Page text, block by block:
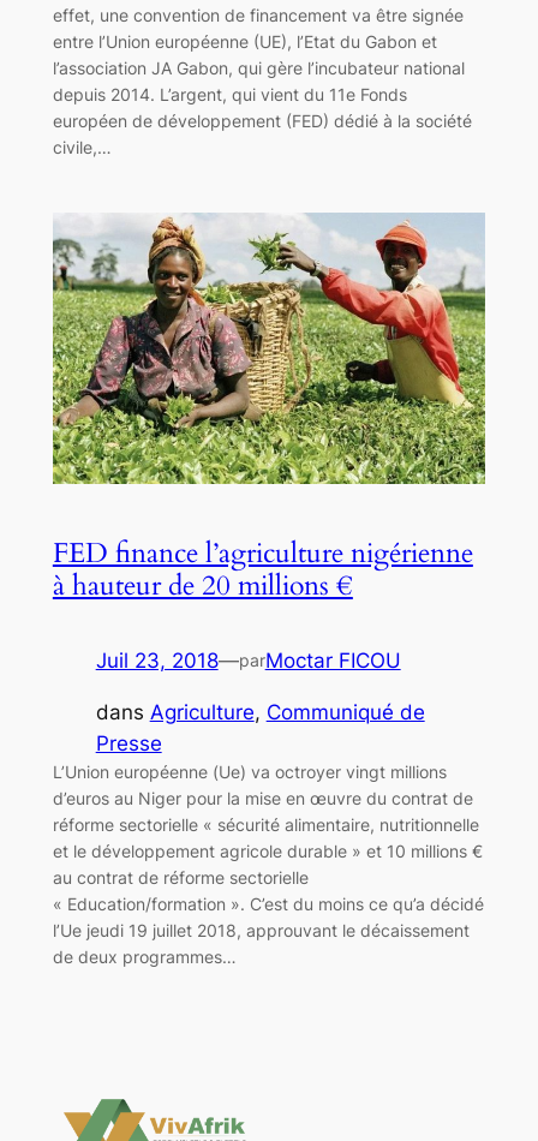
effet, une convention de financement va être signée
entre l’Union européenne (UE), l’Etat du Gabon et
l’association JA Gabon, qui gère l’incubateur national
depuis 2014. L’argent, qui vient du 11e Fonds
européen de développement (FED) dédié à la société
civile,…
FED finance l’agriculture nigérienne
à hauteur de 20 millions €
Juil 23, 2018—parMoctar FICOU
dans Agriculture, Communiqué de
Presse
L’Union européenne (Ue) va octroyer vingt millions
d’euros au Niger pour la mise en œuvre du contrat de
réforme sectorielle « sécurité alimentaire, nutritionnelle
et le développement agricole durable » et 10 millions €
au contrat de réforme sectorielle
« Education/formation ». C’est du moins ce qu’a décidé
l’Ue jeudi 19 juillet 2018, approuvant le décaissement
de deux programmes…